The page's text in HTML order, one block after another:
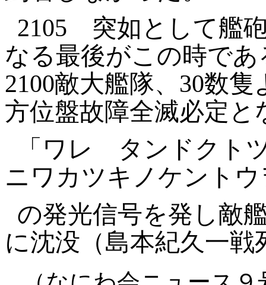
2105
突如として艦
なる最後がこの時で
2100敵大艦隊、 30数隻
方位盤故障全滅必定と
「ワレ
タンドクト
ニワカツキノケント
の発光信号を発し敵
に沈没（島本紀久一戦